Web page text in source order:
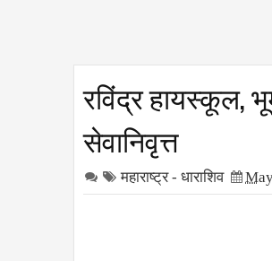
रविंद्र हायस्कूल,
सेवानिवृत्त
महाराष्ट्र - धाराशिव